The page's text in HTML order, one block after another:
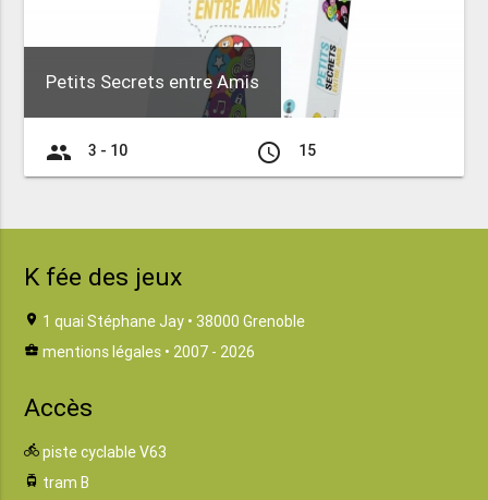
Petits Secrets entre Amis
group 3 - 10 access_time 15
K fée des jeux
location_on 1 quai Stéphane Jay • 38000 Grenoble
business_center mentions légales • 2007 - 2026
Accès
directions_bike piste cyclable V63
tram tram B